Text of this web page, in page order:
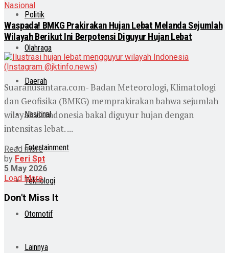
Politik
Olahraga
Daerah
Nasional
Entertainment
Teknologi
Otomotif
Lainnya
Nasional
Waspada! BMKG Prakirakan Hujan Lebat Melanda Sejumlah
Wilayah Berikut Ini Berpotensi Diguyur Hujan Lebat
Suaranusantara.com- Badan Meteorologi, Klimatologi
dan Geofisika (BMKG) memprakirakan bahwa sejumlah
wilayah di Indonesia bakal diguyur hujan dengan
intensitas lebat. ...
Read more
by Feri Spt
5 May 2026
Load More
Don't Miss It